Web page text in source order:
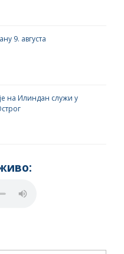
9. августа
на Илиндан служи у